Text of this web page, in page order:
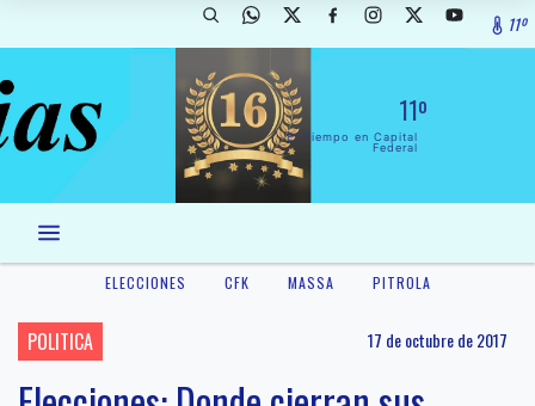
11º
11º
El Tiempo en Capital
Federal
ELECCIONES CFK MASSA PITROLA
POLITICA 17 de octubre de 2017